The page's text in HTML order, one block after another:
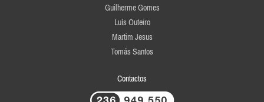
Guilherme Gomes
Luís Outeiro
Martim Jesus
Tomás Santos
Contactos